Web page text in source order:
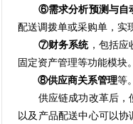
⑥需求分析预测与自
配送调拨单或采购单，实
⑦财务系统，包括应
固定资产管理等功能模块。
⑧供应商关系管理等。
供应链成功改革后，
以及产品配送中心可以